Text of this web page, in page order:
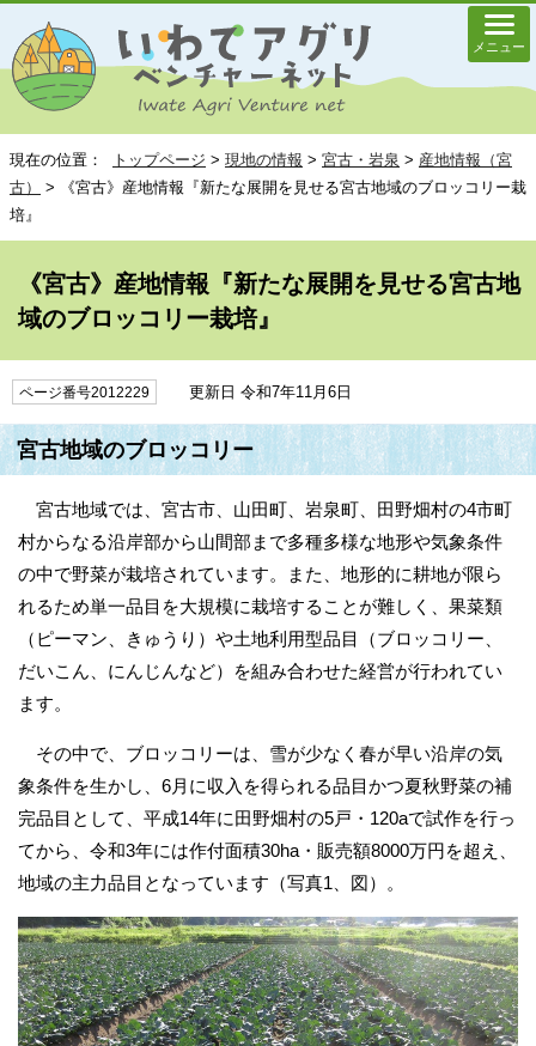
メニュー
現在の位置： トップページ > 現地の情報 > 宮古・岩泉 > 産地情報（宮
古）
> 《宮古》産地情報『新たな展開を見せる宮古地域のブロッコリー栽
培』
《宮古》産地情報『新たな展開を見せる宮古地
域のブロッコリー栽培』
ページ番号2012229 更新日 令和7年11月6日
宮古地域のブロッコリー
宮古地域では、宮古市、山田町、岩泉町、田野畑村の4市町
村からなる沿岸部から山間部まで多種多様な地形や気象条件
の中で野菜が栽培されています。また、地形的に耕地が限ら
れるため単一品目を大規模に栽培することが難しく、果菜類
（ピーマン、きゅうり）や土地利用型品目（ブロッコリー、
だいこん、にんじんなど）を組み合わせた経営が行われてい
ます。
その中で、ブロッコリーは、雪が少なく春が早い沿岸の気
象条件を生かし、6月に収入を得られる品目かつ夏秋野菜の補
完品目として、平成14年に田野畑村の5戸・120aで試作を行っ
てから、令和3年には作付面積30ha・販売額8000万円を超え、
地域の主力品目となっています（写真1、図）。